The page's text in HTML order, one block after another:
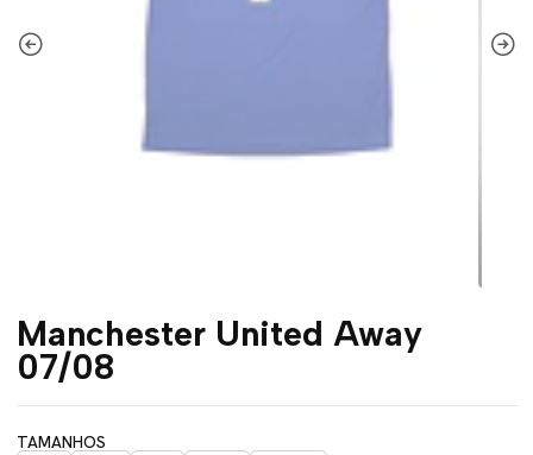
Manchester United Away
07/08
TAMANHOS